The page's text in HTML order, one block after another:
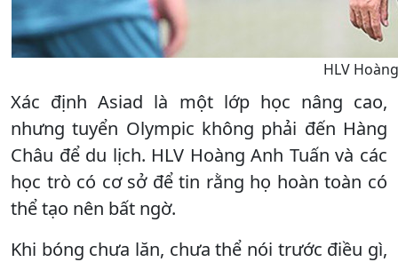
HLV
Xác định Asiad là một lớp học nâng cao,
nhưng tuyển Olympic không phải đến Hàng
Châu để du lịch. HLV Hoàng Anh Tuấn và các
học trò có cơ sở để tin rằng họ hoàn toàn có
thể tạo nên bất ngờ.
Khi bóng chưa lăn, chưa thể nói trước điều gì,